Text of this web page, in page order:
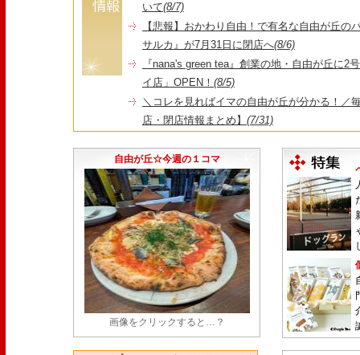
いて(8/7)
【悲報】おかわり自由！で有名な自由が丘の
サルカ』が7月31日に閉店へ(8/6)
『nana's green tea』創業の地・自由が丘に2
イ店」OPEN！ (8/5)
＼コレを見ればイマの自由が丘が分かる！／
店・閉店情報まとめ】 (7/31)
永久パス配布も！
自由が丘☆今週の１コマ
画像をクリックすると…？